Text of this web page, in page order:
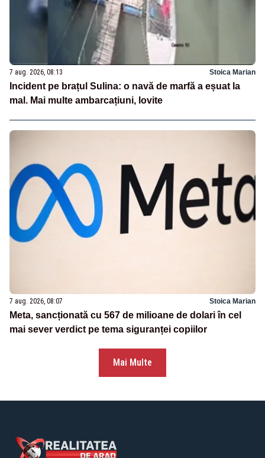
7 aug. 2026, 08:13 Stoica Marian
Incident pe brațul Sulina: o navă de marfă a eșuat la
mal. Mai multe ambarcațiuni, lovite
7 aug. 2026, 08:07 Stoica Marian
Meta, sancționată cu 567 de milioane de dolari în cel
mai sever verdict pe tema siguranței copiilor
Mai Multe